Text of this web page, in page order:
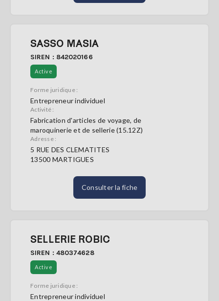
SASSO MASIA
SIREN : 842020166
Active
Forme juridique :
Entrepreneur individuel
Activité :
Fabrication d'articles de voyage, de
maroquinerie et de sellerie (15.12Z)
Adresse :
5 RUE DES CLEMATITES
13500 MARTIGUES
Consulter la fiche
SELLERIE ROBIC
SIREN : 480374628
Active
Forme juridique :
Entrepreneur individuel